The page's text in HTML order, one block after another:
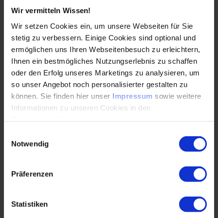
Wir vermitteln Wissen!
Wir setzen Cookies ein, um unsere Webseiten für Sie
stetig zu verbessern. Einige Cookies sind optional und
ermöglichen uns Ihren Webseitenbesuch zu erleichtern,
Ihnen ein bestmögliches Nutzungserlebnis zu schaffen
oder den Erfolg unseres Marketings zu analysieren, um
so unser Angebot noch personalisierter gestalten zu
können. Sie finden hier unser Impressum sowie weitere
Informationen zu unseren Cookies in den
Notwendig
Präferenzen
Statistiken
WEITERLESEN
Physik statt Ideologie: Die Effizienz von
Kraftstoffen über den gesamten
Lebenszyklus hinweg betrachten
Batterie, Wasserstoff, E-Fuels: Die
Interview erklärt Marc Sens, warum laut einer IAV-
Analyse der…
WEITERLESEN